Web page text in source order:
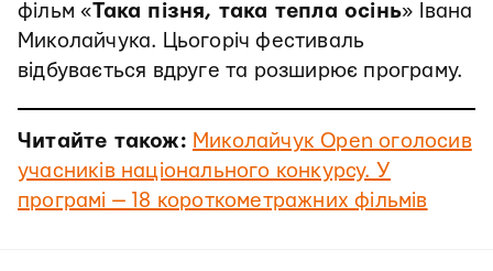
фільм «Така пізня, така тепла осінь» Івана
Миколайчука. Цьогоріч фестиваль
відбувається вдруге та розширює програму.
Читайте також: Миколайчук Open оголосив
учасників національного конкурсу. У
програмі — 18 короткометражних фільмів